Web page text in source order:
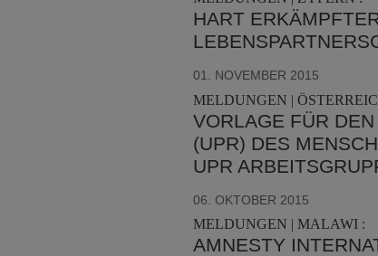
HART
01. NOVEMBER 2015
MELDUNGEN |
VORLAGE FÜR
(UPR) DES
UPR
06. OKTOBER 2015
MELDUNGEN | MALAWI :
AMNESTY